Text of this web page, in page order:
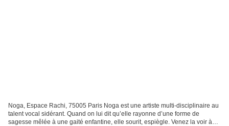
Noga, Espace Rachi, 75005 Paris Noga est une artiste multi-disciplinaire au
talent vocal sidérant. Quand on lui dit qu’elle rayonne d’une forme de
sagesse mêlée à une gaité enfantine, elle sourit, espiègle. Venez la voir à